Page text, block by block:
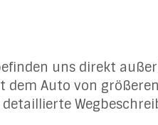
uns direkt
dem Auto von größeren